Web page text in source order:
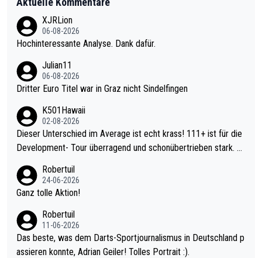
XJRLion
06-08-2026
Hochinteressante Analyse. Dank dafür.
Julian11
06-08-2026
Dritter Euro Titel war in Graz nicht Sindelfingen
K501Hawaii
02-08-2026
Dieser Unterschied im Average ist echt krass! 111+ ist für die
Development- Tour überragend und schonübertrieben stark. U
mal 40+ erst recht. Da gewinnst keinen Blumentopf - ist ja noc
h krasser wie ein Pokalspiel eines Kreisligisten vs einem Bund
Robertuil
24-06-2026
Ganz tolle Aktion!
Robertuil
11-06-2026
Das beste, was dem Darts-Sportjournalismus in Deutschland p
assieren konnte, Adrian Geiler! Tolles Portrait :).